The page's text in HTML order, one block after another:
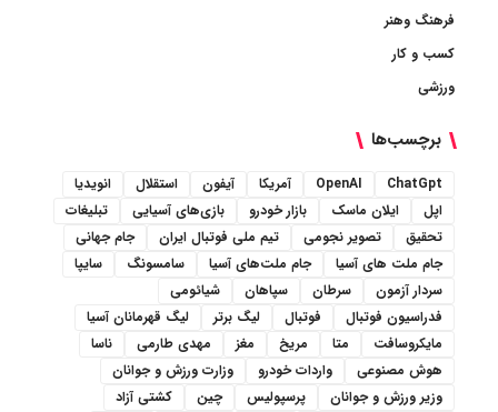
فرهنگ وهنر
کسب و کار
ورزشی
برچسب‌ها
ChatGpt
OpenAI آمریکا آیفون استقلال
انویدیا
اپل
ایلان ماسک بازار خودرو بازی‌های آسیایی
تبلیغات
تحقیق
تصویر نجومی تیم ملی فوتبال ایران
جام جهانی
جام ملت های آسیا
جام ملت‌های آسیا سامسونگ
سایپا
سردار آزمون
سرطان سپاهان
شیائومی
فدراسیون فوتبال
فوتبال لیگ برتر
لیگ قهرمانان آسیا
مایکروسافت
متا مریخ مغز مهدی طارمی
ناسا
هوش مصنوعی
واردات خودرو
وزارت ورزش و جوانان
وزیر ورزش و جوانان
پرسپولیس چین
کشتی آزاد